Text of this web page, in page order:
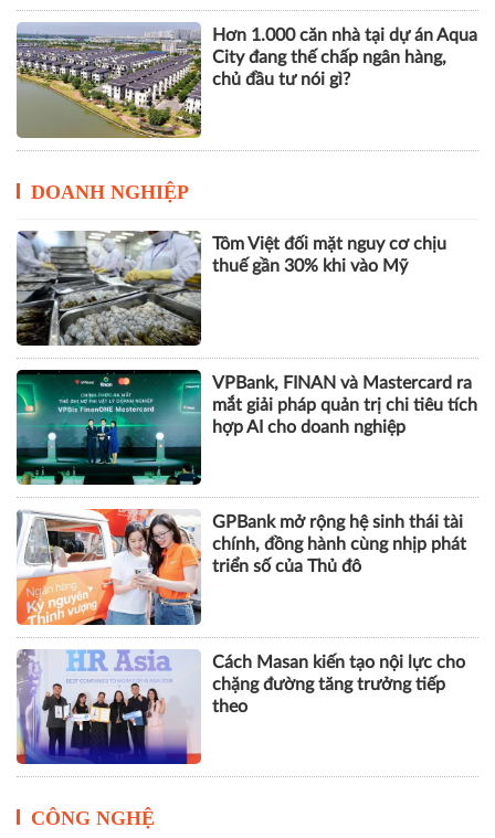
Hơn 1.000 căn nhà tại dự án Aqua
City đang thế chấp ngân hàng,
chủ đầu tư nói gì?
DOANH NGHIỆP
Tôm Việt đối mặt nguy cơ chịu
thuế gần 30% khi vào Mỹ
VPBank, FINAN và Mastercard ra
mắt giải pháp quản trị chi tiêu tích
hợp AI cho doanh nghiệp
GPBank mở rộng hệ sinh thái tài
chính, đồng hành cùng nhịp phát
triển số của Thủ đô
Cách Masan kiến tạo nội lực cho
chặng đường tăng trưởng tiếp
theo
CÔNG NGHỆ